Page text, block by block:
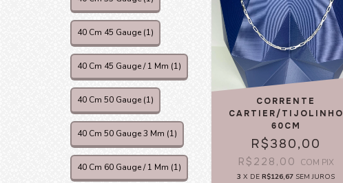
40 Cm 45 Gauge (1)
40 Cm 45 Gauge / 1 Mm (1)
40 Cm 50 Gauge (1)
40 Cm 50 Gauge 3 Mm (1)
40 Cm 60 Gauge / 1 Mm (1)
CORRENTE
CARTIER/TIJOLINHO
60CM
R$380,00
R$228,00 COM PIX
3 X DER$126,67 SEM JUROS